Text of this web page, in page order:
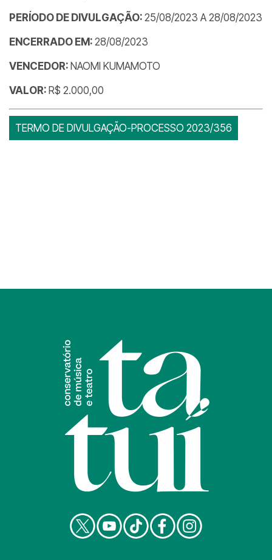
PERÍODO DE DIVULGAÇÃO: 25/08/2023 A 28/08/2023
ENCERRADO EM: 28/08/2023
VENCEDOR: NAOMI KUMAMOTO
VALOR: R$ 2.000,00
TERMO DE DIVULGAÇÃO-PROCESSO 2023/356